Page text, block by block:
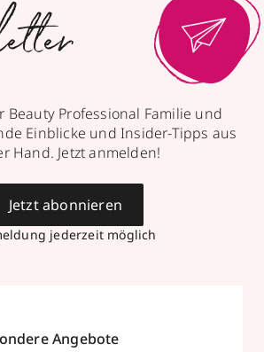
Beauty Professional Familie und
Einblicke und Insider-Tipps aus
Hand. Jetzt anmelden!
jederzeit möglich
Jetzt abonnieren
Angebote